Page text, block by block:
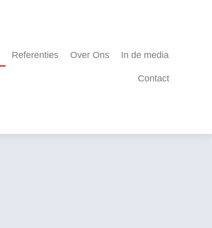
Referenties Over Ons In de media
Contact